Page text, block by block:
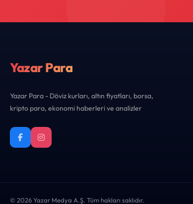
Yazar Para
Yazar Para - Döviz kurları, altın fiyatları, borsa,
kripto para, ekonomi haberleri ve analizler
© 2026 Yazar Medya A.Ş. Tüm hakları saklıdır.